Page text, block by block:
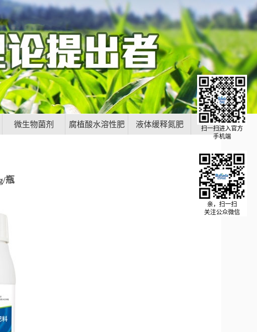
亲，扫一扫
关注公众微信
微生物菌剂 腐植酸水溶性肥 液体缓释氮肥
瓶
扫一扫进入官方
手机端